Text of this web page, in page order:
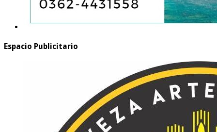
Espacio Publicitario